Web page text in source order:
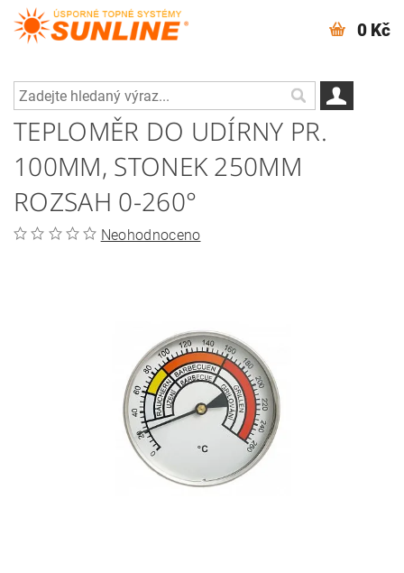
0 Kč
TEPLOMĚR DO UDÍRNY PR.
100MM, STONEK 250MM
ROZSAH 0-260°
Neohodnoceno